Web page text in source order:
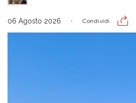
06 Agosto 2026 Condividi